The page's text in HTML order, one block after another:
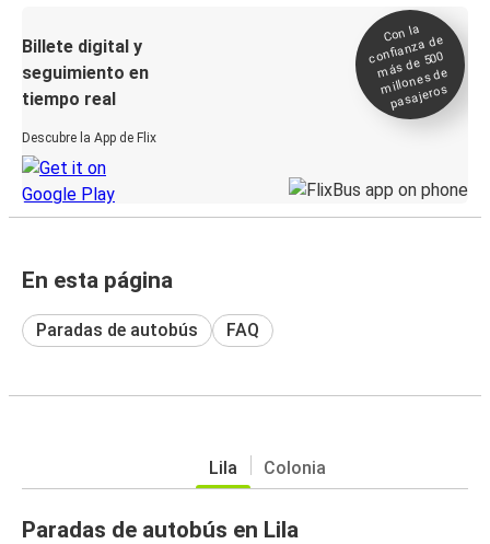
Billete digital y
seguimiento en
tiempo real
Descubre la App de Flix
Con la
confianza de
más de 500
millones de
pasajeros
En esta página
Paradas de autobús FAQ
Lila Colonia
Paradas de autobús en Lila